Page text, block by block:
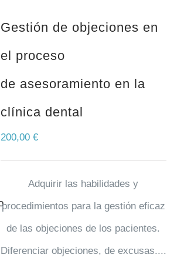
Gestión de objeciones en
el proceso
de asesoramiento en la
clínica dental
200,00 €
Adquirir las habilidades y
procedimientos para la gestión eficaz
de las objeciones de los pacientes.
Diferenciar objeciones, de excusas....